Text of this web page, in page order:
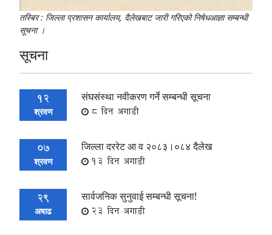
तस्बिर : जिल्ला प्रशासन कार्यालय, दैलेखबाट जारी गरिएको निषेधआज्ञा सम्बन्धी
सूचना ।
सूचना
12
श्रवण
संघसंस्था नवीकरण गर्ने सम्बन्धी सूचना
8 दिन अगाडी
07
श्रवण
जिल्ला दररेट आ व २०८३।०८४ दैलेख
13 दिन अगाडी
29
अषाढ
सार्वजनिक सुनुवाई सम्बन्धी सूचना!
23 दिन अगाडी